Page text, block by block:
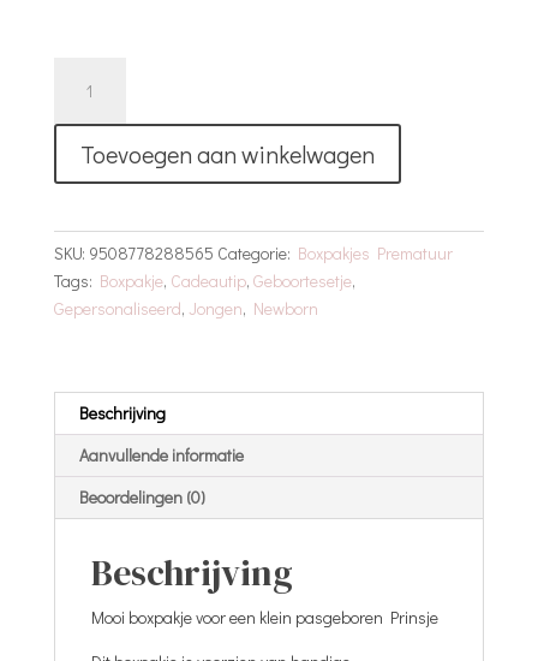
Prematuur
|
Blauw
aantal
Toevoegen aan winkelwagen
SKU: 9508778288565 Categorie: Boxpakjes Prematuur
Tags: Boxpakje, Cadeautip, Geboortesetje,
Gepersonaliseerd, Jongen, Newborn
Beschrijving
Aanvullende informatie
Beoordelingen (0)
Beschrijving
Mooi boxpakje voor een klein pasgeboren Prinsje